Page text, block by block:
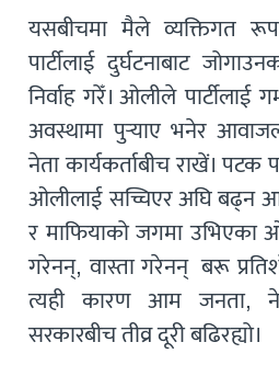
यसबीचमा मैले व्यक्तिगत
पार्टीलाई दुर्घटनाबाट
निर्वाह गरेँ। ओलीले पार्टीलाई
अवस्थामा पुर्‍याए भनेर
नेता कार्यकर्ताबीच राखें।
ओलीलाई सच्चिएर अघि बढ्न
र माफियाको जगमा उभिएका
गरेनन्, वास्ता गरेनन् बरू
त्यही कारण आम जनता,
सरकारबीच तीव्र दूरी बढिरह्यो।